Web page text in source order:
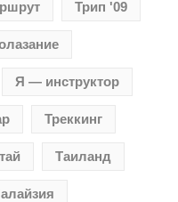
Трип '09
Я — инструктор
Треккинг
Таиланд